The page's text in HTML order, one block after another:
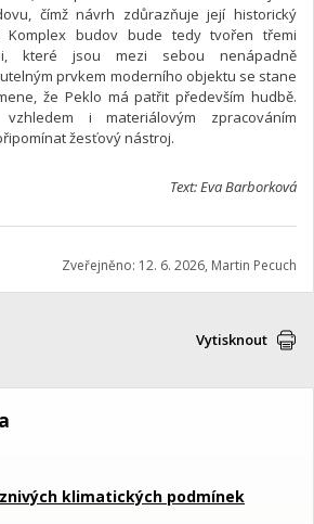
čímž návrh zdůrazňuje její historický
Komplex budov bude tedy tvořen třemi
které jsou mezi sebou nenápadně
prvkem moderního objektu se stane
že Peklo má patřit především hudbě.
i materiálovým zpracováním
žesťový nástroj.
Text: Eva Barborková
Zveřejněno: 12. 6. 2026, Martin Pecuch
Vytisknout
klimatických podmínek